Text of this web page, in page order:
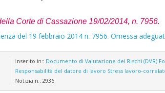
Corte di Cassazione 19/02/2014, n. 7956.
del 19 febbraio 2014 n. 7956. Omessa
Inserito in:: Documento di Valutazione dei Rischi (DVR)
Responsabilità del datore di lavoro Stress lavoro-
Notizia n.: 2936